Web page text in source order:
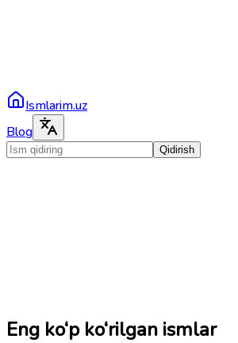
Ismlarim.uz
Blog
Qidirish
Eng ko‘p ko‘rilgan ismlar